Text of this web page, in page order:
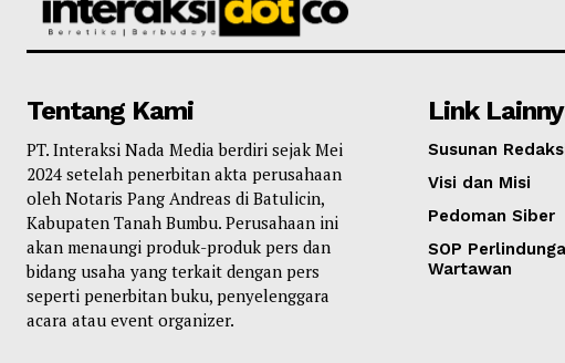
Tentang Kami
PT. Interaksi Nada Media berdiri sejak Mei
2024 setelah penerbitan akta perusahaan
oleh Notaris Pang Andreas di Batulicin,
Kabupaten Tanah Bumbu. Perusahaan ini
akan menaungi produk-produk pers dan
bidang usaha yang terkait dengan pers
seperti penerbitan buku, penyelenggara
acara atau event organizer.
Link
Susunan
Visi dan Misi
Pedoman Siber
SOP
Wartawan